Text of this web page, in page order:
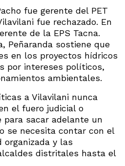
fue gerente del PET
fue rechazado. En
de la EPS Tacna.
Peñaranda sostiene que
en los proyectos hídricos
por intereses políticos,
ambientales.
a Vilavilani nunca
el fuero judicial o
para sacar adelante un
se necesita contar con el
organizada y las
distritales hasta el